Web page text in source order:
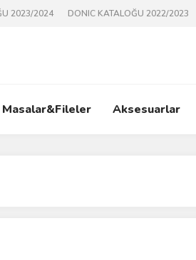
2023/2024 DONIC KATALOĞU 2022/2023
Masalar&Fileler Aksesuarlar